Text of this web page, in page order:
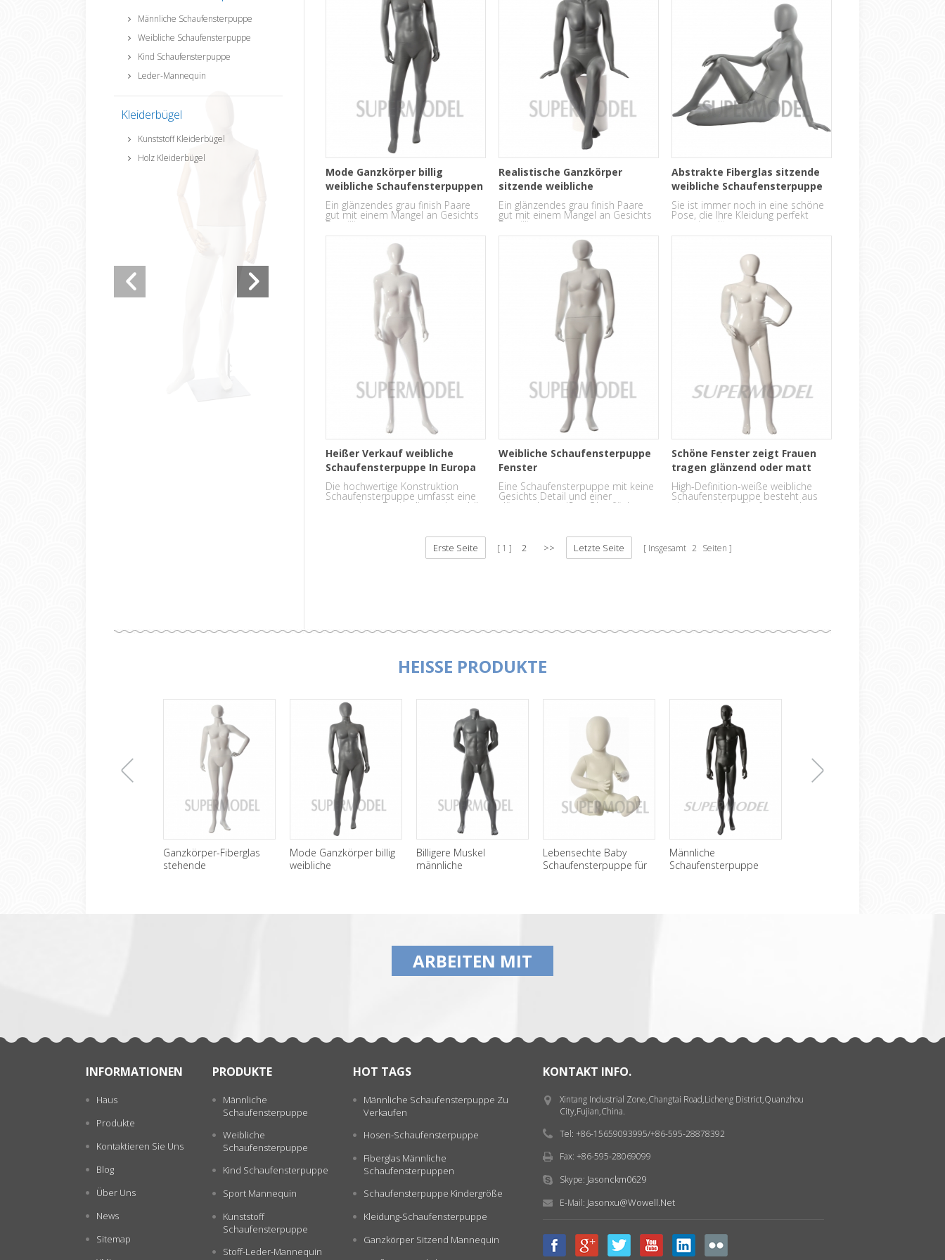
Männliche Schaufensterpuppe
Weibliche Schaufensterpuppe
Kind Schaufensterpuppe
Leder-Mannequin
Kleiderbügel
Kunststoff Kleiderbügel
Holz Kleiderbügel
Mode Ganzkörper billig
weibliche Schaufensterpuppen
zu verkaufen
Ein glänzendes grau finish Paare
gut mit einem Mangel an Gesichts
Detaillierung.
Realistische Ganzkörper
sitzende weibliche
Schaufensterpuppe
Ein glänzendes grau finish Paare
gut mit einem Mangel an Gesichts
Detaillierung.
Abstrakte Fiberglas sitzende
weibliche Schaufensterpuppe
Sie ist immer noch in eine schöne
Pose, die Ihre Kleidung perfekt
aussehen lässt.
Heißer Verkauf weibliche
Schaufensterpuppe In Europa
gute Qualität
Die hochwertige Konstruktion
Schaufensterpuppe umfasst eine
temperierte Basis, die noch stabil
Weibliche Schaufensterpuppe
Fenster
Eine Schaufensterpuppe mit keine
Gesichts Detail und einer
glänzenden weißen Oberfläche
Schöne Fenster zeigt Frauen
tragen glänzend oder matt
weiße weibliche
Schaufensterpuppen
High-Definition-weiße weibliche
Schaufensterpuppe besteht aus
einem starken Glasfaser und
Erste Seite 1 2 >> Letzte Seite Insgesamt 2 Seiten
HEISSE PRODUKTE
Ganzkörper-Fiberglas
stehende
Mode Ganzkörper billig
weibliche
Billigere Muskel
männliche
Lebensechte Baby
Schaufensterpuppe für
Männliche
Schaufensterpuppe
ARBEITEN MIT
INFORMATIONEN
Haus
Produkte
Kontaktieren Sie Uns
Blog
Über Uns
News
Sitemap
PRODUKTE
Männliche
Schaufensterpuppe
Weibliche
Schaufensterpuppe
Kind Schaufensterpuppe
Sport Mannequin
Kunststoff
Schaufensterpuppe
Stoff-Leder-Mannequin
HOT TAGS
Männliche Schaufensterpuppe Zu
Verkaufen
Hosen-Schaufensterpuppe
Fiberglas Männliche
Schaufensterpuppen
Schaufensterpuppe Kindergröße
Kleidung-Schaufensterpuppe
Ganzkörper Sitzend Mannequin
KONTAKT INFO.
Xintang Industrial Zone,Changtai Road,Licheng District,Quanzhou
City,Fujian,China.
Tel: +86-15659093995/+86-595-28878392
Fax: +86-595-28069099
Skype: Jasonckm0629
E-Mail: Jasonxu@wowell.net